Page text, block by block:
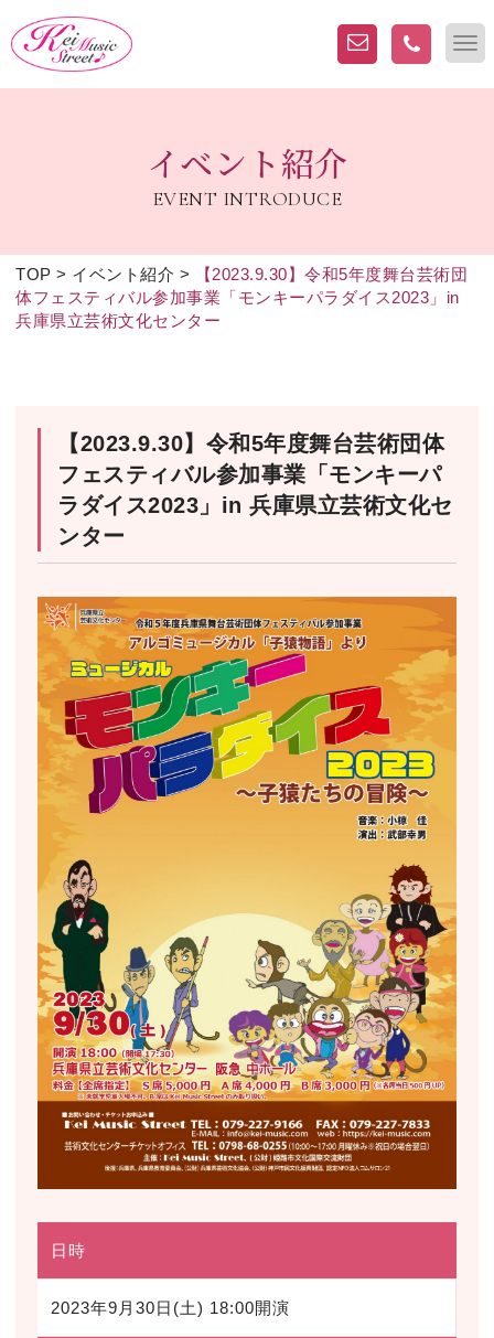
イベント紹介
EVENT INTRODUCE
TOP > イベント紹介 >
【2023.9.30】令和5年度舞台芸術団
体フェスティバル参加事業「モンキーパラダイス2023」in
兵庫県立芸術文化センター
【2023.9.30】令和5年度舞台芸術団体
フェスティバル参加事業「モンキーパ
ラダイス2023」in 兵庫県立芸術文化セ
ンター
日時
2023年9月30日(土) 18:00開演